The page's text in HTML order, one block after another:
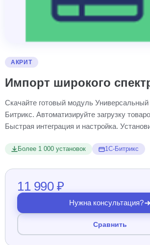
АКРИТ
Импорт широкого
Скачайте готовый модуль
Битрикс. Автоматизируйте загрузку
Быстрая интеграция и настройка.
Более 1 000 установок 1С-Битрикс
11 990 ₽
Нужна консультация?
Сравнить